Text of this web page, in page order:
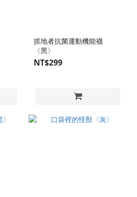
抓地者抗菌運動機能襪
〈黑〉
NT$299